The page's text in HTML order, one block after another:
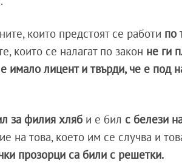
които предстоят се работи по
които се налагат по закон не ги
имало лицент и твърди, че е под
за филия хляб и е бил с белези
на това, което им се случва и
прозорци са били с решетки.